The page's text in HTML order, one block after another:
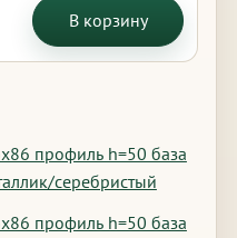
В корзину
профиль h=50 база
серебристый
профиль h=50 база